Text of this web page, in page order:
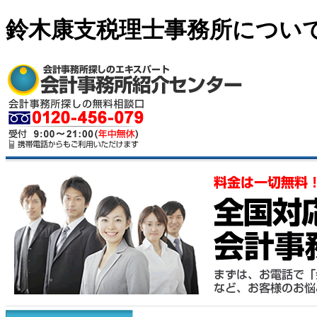
鈴木康支税理士事務所につい